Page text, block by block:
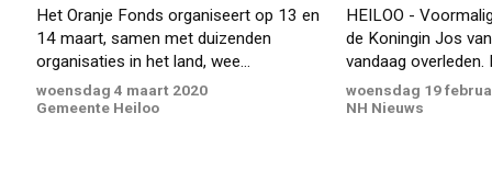
Het Oranje Fonds organiseert op 13 en
14 maart, samen met duizenden
organisaties in het land, wee...
woensdag 4 maart 2020
Gemeente Heiloo
HEILOO -
de Koningin Jos
vandaag overleden.
woensdag 19
NH Nieuws